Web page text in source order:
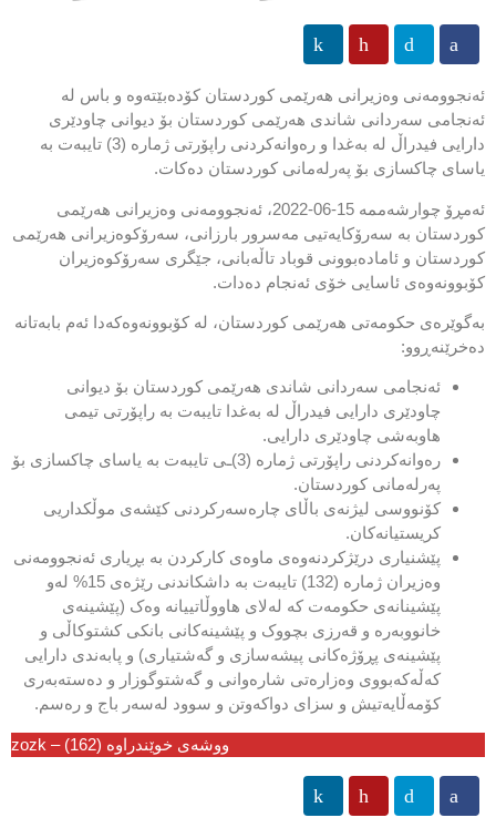
ئەنجوومەنی وه‌زیرانی هه‌رێمی كوردستان کۆدەبێتەوە و باس لە
ئەنجامی سەردانی شاندی هەرێمی کوردستان بۆ دیوانی چاودێری
دارایی فیدراڵ لە بەغدا و رەوانەکردنی راپۆرتی ژمارە (3) تایبەت بە
یاسای چاکسازی بۆ پەرلەمانی کوردستان دەکات.
ئه‌مڕۆ چوارشەممە 15-06-2022، ئه‌نجوومه‌نی وه‌زیرانی هه‌رێمی
كوردستان به‌ سه‌رۆكایه‌تیی مه‌سرور بارزانی، سه‌رۆكوەزیرانی هەرێمی
کوردستان و ئامادەبوونی قوباد تاڵەبانی، جێگری سەرۆکوەزیران
كۆبوونه‌وه‌ی ئاسایی خۆی ئه‌نجام ده‌دات.
به‌گوێره‌ی حکومەتی هەرێمی کوردستان، لە كۆبوونه‌وه‌كه‌‌دا ئەم بابەتانە
دەخرێنەڕوو:
ئەنجامی سەردانی شاندی هەرێمی کوردستان بۆ دیوانی
چاودێری دارایی فیدراڵ لە بەغدا تایبەت بە راپۆرتی تیمی
هاوبەشی چاودێری دارایی.
رەوانەکردنی راپۆرتی ژمارە (3)ـی تایبەت بە یاسای چاکسازی بۆ
پەرلەمانی کوردستان.
کۆنووسی لیژنەی باڵای چارەسەرکردنی کێشەی موڵکداریی
کریستیانەکان.
پێشنیاری درێژکردنەوەی ماوەی کارکردن بە بڕیاری ئەنجوومەنی
وەزیران ژمارە (132) تایبەت بە داشکاندنی رێژەی 15% لەو
پێشینانەی حکومەت کە لەلای هاووڵاتییانە وەک (پێشینەی
خانووبەرە و قەرزی بچووک و پێشینەکانی بانکی کشتوکاڵی و
پێشینەی پڕۆژەکانی پیشەسازی و گەشتیاری) و پابەندی دارایی
کەڵەکەبووی وەزارەتی شارەوانی و گەشتوگوزار و دەستەبەری
کۆمەڵایەتیش و سزای دواکەوتن و سوود لەسەر باج و رەسم.
ووشەی خوێندراوە (162) – zozk